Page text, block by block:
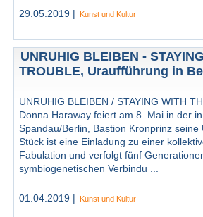
29.05.2019 | Kunst und Kultur
UNRUHIG BLEIBEN -
TROUBLE, Uraufführung in
UNRUHIG BLEIBEN / STAYING WITH
Donna Haraway feiert am 8. Mai in der
Spandau/Berlin, Bastion Kronprinz
Stück ist eine Einladung zu einer
Fabulation und verfolgt fünf
symbiogenetischen Verbindu ...
01.04.2019 | Kunst und Kultur